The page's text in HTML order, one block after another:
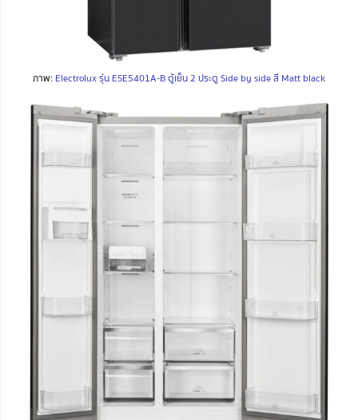
ภาพ: Electrolux รุ่น ESE5401A-B ตู้เย็น 2 ประตู Side by side สี Matt black